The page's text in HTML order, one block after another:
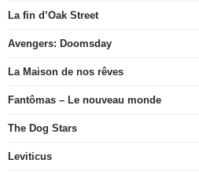
La fin d’Oak Street
Avengers: Doomsday
La Maison de nos rêves
Fantômas – Le nouveau monde
The Dog Stars
Leviticus